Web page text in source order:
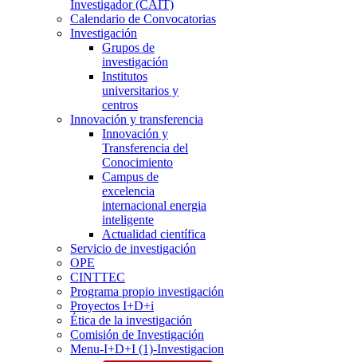
Investigador (CAIT)
Calendario de Convocatorias
Investigación
Grupos de
investigación
Institutos
universitarios y
centros
Innovación y transferencia
Innovación y
Transferencia del
Conocimiento
Campus de
excelencia
internacional energia
inteligente
Actualidad científica
Servicio de investigación
OPE
CINTTEC
Programa propio investigación
Proyectos I+D+i
Ética de la investigación
Comisión de Investigación
Menu-I+D+I (1)-Investigacion